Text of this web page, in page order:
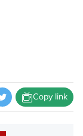
Copy link